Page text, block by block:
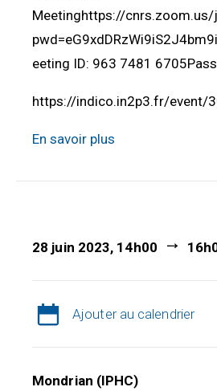
Meetinghttps://
eeting ID: 963 7481
https://indico.in2p3.fr/event/
En savoir plus
28 juin 2023, 14h00
Ajouter au calendrier
Mondrian (IPHC)